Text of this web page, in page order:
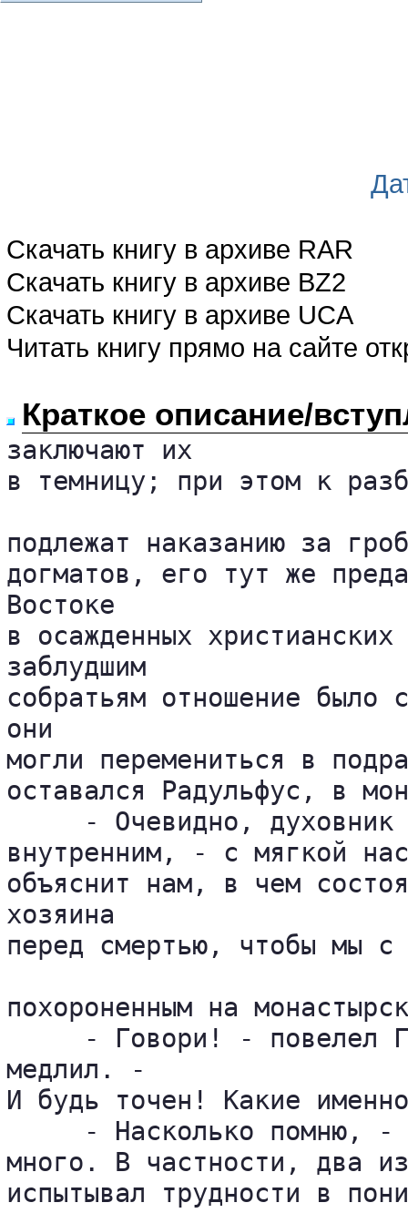
Скачать книгу в архиве RAR
Скачать книгу в архиве BZ2
Скачать книгу в архиве UCA
Читать книгу прямо на сайте
Краткое описание/
заключают их
в темницу; при этом к
подлежат наказанию за
догматов, его тут же
Востоке
в осажденных
заблудшим
собратьям отношение
они
могли перемениться в
оставался Радульфус, в
- Очевидно,
внутренним, - с мягкой
объяснит нам, в чем
хозяина
перед смертью, чтобы мы с
похороненным на
- Говори! - повелел
медлил. -
И будь точен! Какие
- Насколько помню,
много. В частности, два
испытывал трудности в